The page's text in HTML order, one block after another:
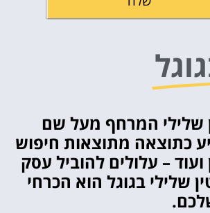
שלילי המרחף מעל שם
כתוצאה מתוצאות חיפוש
– עלולים להוביל עסק
שלילי בגוגל הוא הכרחי